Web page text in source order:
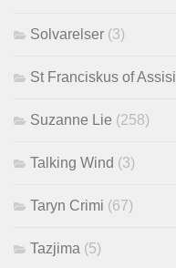
Solvarelser (3)
St Franciskus of Assisi
Suzanne Lie (258)
Talking Wind (3)
Taryn Crimi (67)
Tazjima (5)